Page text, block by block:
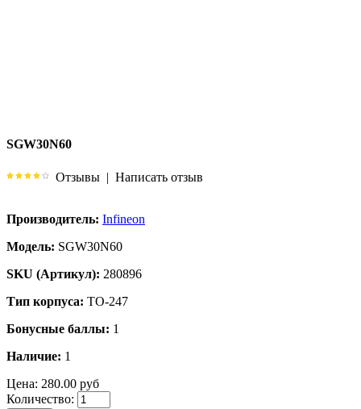
SGW30N60
Отзывы | Написать отзыв
Производитель: Infineon
Модель: SGW30N60
SKU (Артикул): 280896
Тип корпуса: TO-247
Бонусные баллы: 1
Наличие: 1
Цена: 280.00 руб
Количество: